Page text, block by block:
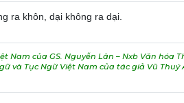
ra khôn, dại không ra dại.
của GS. Nguyễn Lân – Nxb Văn hóa
và Tục Ngữ Việt Nam của tác giả Vũ Thuý